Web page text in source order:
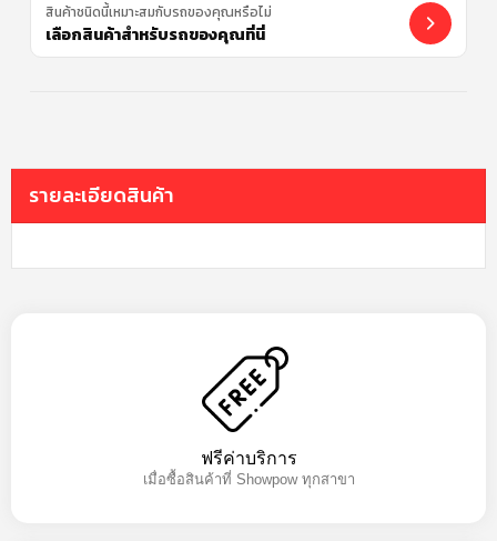
สินค้าชนิดนี้เหมาะสมกับรถของคุณหรือไม่
เลือกสินค้าสำหรับรถของคุณที่นี่
รายละเอียดสินค้า
ฟรีค่าบริการ
เมื่อซื้อสินค้าที่ Showpow ทุกสาขา